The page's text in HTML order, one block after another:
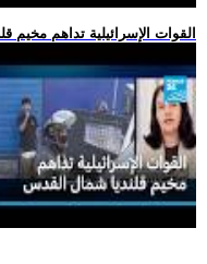
.. القوات الإسرائيلية تداهم مخيم